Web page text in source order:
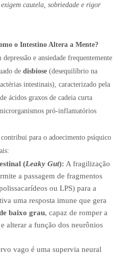
exigem cautela, sobriedade e rigor
o Intestino Altera a Mente?
e ansiedade frequentemente
de disbiose (desequilíbrio na
intestinais), caracterizado pela
ácidos graxos de cadeia curta
pró-inflamatórios
para o adoecimento psíquico
(Leaky Gut): A fragilização
a passagem de fragmentos
ou LPS) para a
uma resposta imune que gera
baixo grau, capaz de romper a
alterar a função dos neurônios
vago é uma supervia neural